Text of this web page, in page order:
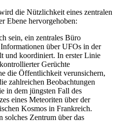
die Nützlichkeit eines zentralen
Ebene hervorgehoben:
sein, ein zentrales Büro
über UFOs in der
und koordiniert. In erster Linie
Gerüchte
die Öffentlichkeit verunsichern,
zahlreichen Beobachtungen
in dem jüngsten Fall des
eines Meteoriten über der
Kosmos in Frankreich.
solches Zentrum über das